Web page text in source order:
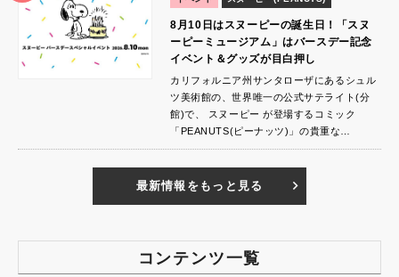
8月10日はスヌーピーの誕生日！「スヌ
ーピーミュージアム」はバースデー記念
イベント＆グッズが目白押し
カリフォルニア州サンタローザにあるシュル
ツ美術館の、世界唯一の公式サテライト(分
館)で、 スヌーピー が登場するコミック
「PEANUTS(ピーナッツ)」の貴重な…
最新情報をもっと見る
コンテンツ一覧